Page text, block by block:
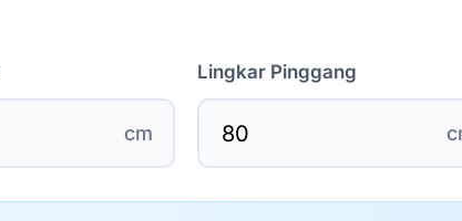
cm
Lingkar Pinggang